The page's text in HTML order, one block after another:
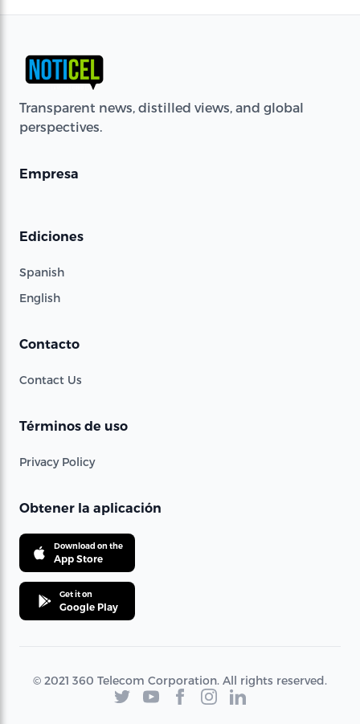
Transparent news, distilled views, and global
perspectives.
Empresa
Ediciones
Spanish
English
Contacto
Contact Us
Términos de uso
Privacy Policy
Obtener la aplicación
Download on the
App Store
Get it on
Google Play
© 2021 360 Telecom Corporation. All rights reserved.